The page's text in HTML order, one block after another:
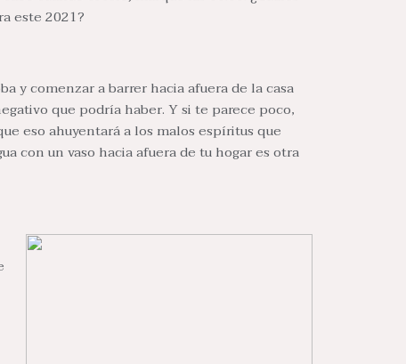
este 2021?
y comenzar a barrer hacia afuera de la casa
que podría haber. Y si te parece poco,
eso ahuyentará a los malos espíritus que
con un vaso hacia afuera de tu hogar es otra